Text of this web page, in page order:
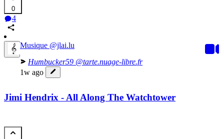
0
4
Musique @jlai.lu
Humbucker59 @tarte.nuage-libre.fr
1w ago
Jimi Hendrix - All Along The Watchtower